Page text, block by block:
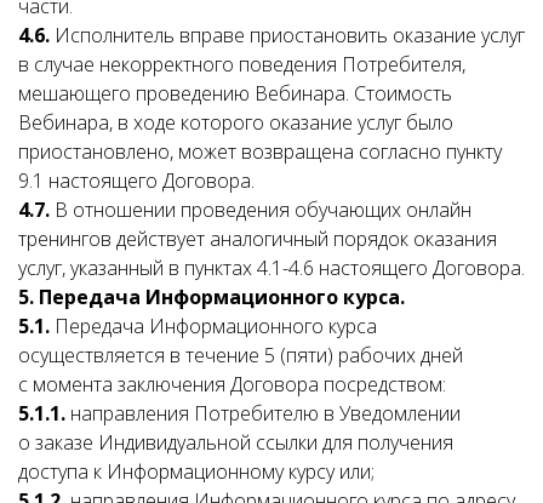
части.
4.6. Исполнитель вправе приостановить оказание услуг
в случае некорректного поведения Потребителя,
мешающего проведению Вебинара. Стоимость
Вебинара, в ходе которого оказание услуг было
приостановлено, может возвращена согласно пункту
9.1 настоящего Договора.
4.7. В отношении проведения обучающих онлайн
тренингов действует аналогичный порядок оказания
услуг, указанный в пунктах 4.1-4.6 настоящего Договора.
5. Передача Информационного курса.
5.1. Передача Информационного курса
осуществляется в течение 5 (пяти) рабочих дней
с момента заключения Договора посредством:
5.1.1. направления Потребителю в Уведомлении
о заказе Индивидуальной ссылки для получения
доступа к Информационному курсу или;